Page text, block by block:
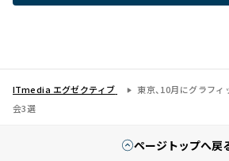
ITmedia エグゼクティブ
東京、10月にグラフ
会3選
ページトップへ戻